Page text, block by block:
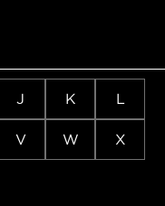
J K L
V W X